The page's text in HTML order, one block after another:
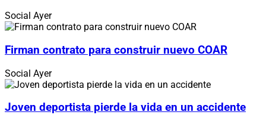
Social Ayer
Firman contrato para construir nuevo COAR
Social Ayer
Joven deportista pierde la vida en un accidente